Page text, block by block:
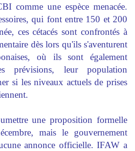
comme une espèce menacée.
qui font entre 150 et 200
ces cétacés sont confrontés à
dès lors qu'ils s'aventurent
où ils sont également
prévisions, leur population
si les niveaux actuels de prises
une proposition formelle
mais le gouvernement
annonce officielle. IFAW a